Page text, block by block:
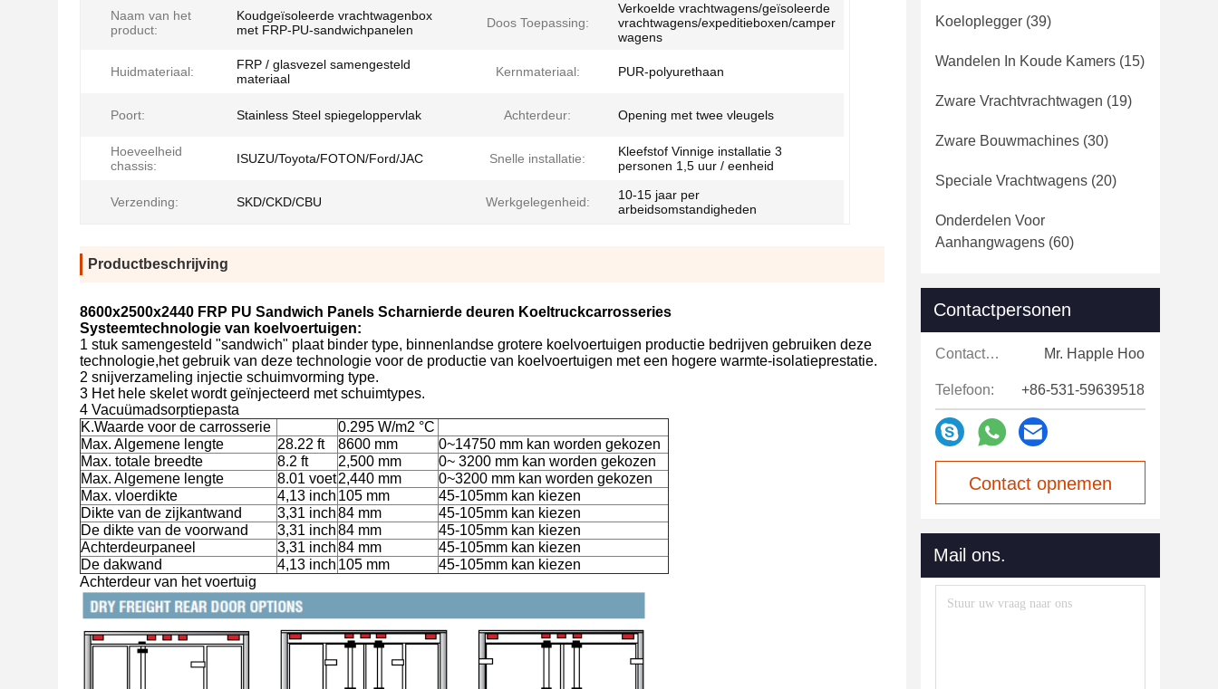
Naam van het
product:
Koudgeïsoleerde vrachtwagenbox
met FRP-PU-sandwichpanelen
Doos Toepassing:
Verkoelde vrachtwagens/geïsoleerde
vrachtwagens/expeditieboxen/camper
wagens
Huidmateriaal:
FRP / glasvezel samengesteld
materiaal
Kernmateriaal: PUR-polyurethaan
Poort: Stainless Steel spiegeloppervlak Achterdeur: Opening met twee vleugels
Hoeveelheid
chassis:
ISUZU/Toyota/FOTON/Ford/JAC Snelle installatie:
Kleefstof Vinnige installatie 3
personen 1,5 uur / eenheid
Verzending: SKD/CKD/CBU Werkgelegenheid:
10-15 jaar per
arbeidsomstandigheden
Productbeschrijving
8600x2500x2440 FRP PU Sandwich Panels Scharnierde deuren Koeltruckcarrosseries
Systeemtechnologie van koelvoertuigen:
1 stuk samengesteld "sandwich" plaat binder type, binnenlandse grotere koelvoertuigen productie bedrijven gebruiken deze
technologie,het gebruik van deze technologie voor de productie van koelvoertuigen met een hogere warmte-isolatieprestatie.
2 snijverzameling injectie schuimvorming type.
3 Het hele skelet wordt geïnjecteerd met schuimtypes.
4 Vacuümadsorptiepasta
K.Waarde voor de carrosserie
0.295 W/m2 °C
Max. Algemene lengte
28.22 ft 8600 mm
0~14750 mm kan worden gekozen
Max. totale breedte
8.2 ft 2,500 mm
0~ 3200 mm kan worden gekozen
Max. Algemene lengte
8.01 voet2,440 mm
0~3200 mm kan worden gekozen
Max. vloerdikte
4,13 inch 105 mm
45-105mm kan kiezen
Dikte van de zijkantwand
3,31 inch84 mm
45-105mm kan kiezen
De dikte van de voorwand
3,31 inch84 mm
45-105mm kan kiezen
Achterdeurpaneel
3,31 inch84 mm
45-105mm kan kiezen
De dakwand
4,13 inch 105 mm
45-105mm kan kiezen
Achterdeur van het voertuig
Koeloplegger (39)
Wandelen In Koude Kamers (15)
Zware Vrachtvrachtwagen (19)
Zware Bouwmachines (30)
Speciale Vrachtwagens (20)
Onderdelen Voor
Aanhangwagens (60)
Contactpersonen
Contactpersonen: Mr. Happle Hoo
Telefoon: +86-531-59639518
Contact opnemen
Mail ons.